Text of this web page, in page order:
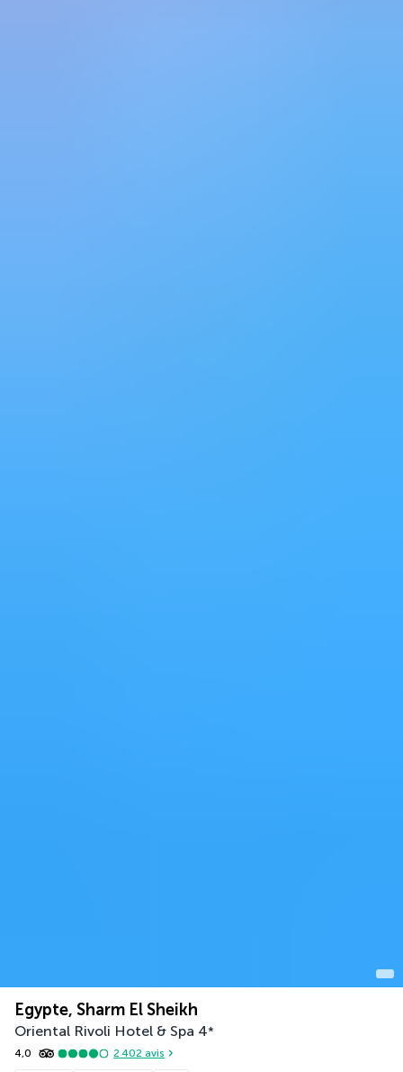
Egypte, Sharm El Sheikh
Oriental Rivoli Hotel & Spa 4*
4,0 2 402 avis